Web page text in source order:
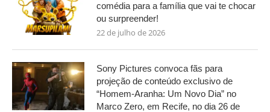
comédia para a família que vai te chocar
ou surpreender!
22 de julho de 2026
Sony Pictures convoca fãs para
projeção de conteúdo exclusivo de
“Homem-Aranha: Um Novo Dia” no
Marco Zero, em Recife, no dia 26 de